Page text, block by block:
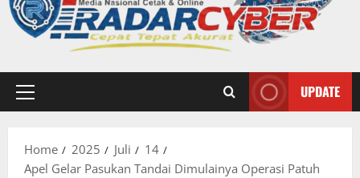
Primary
UPDATE
Home 2025 Juli
14
Apel Gelar Pasukan Tandai Dimulainya Operasi Patuh